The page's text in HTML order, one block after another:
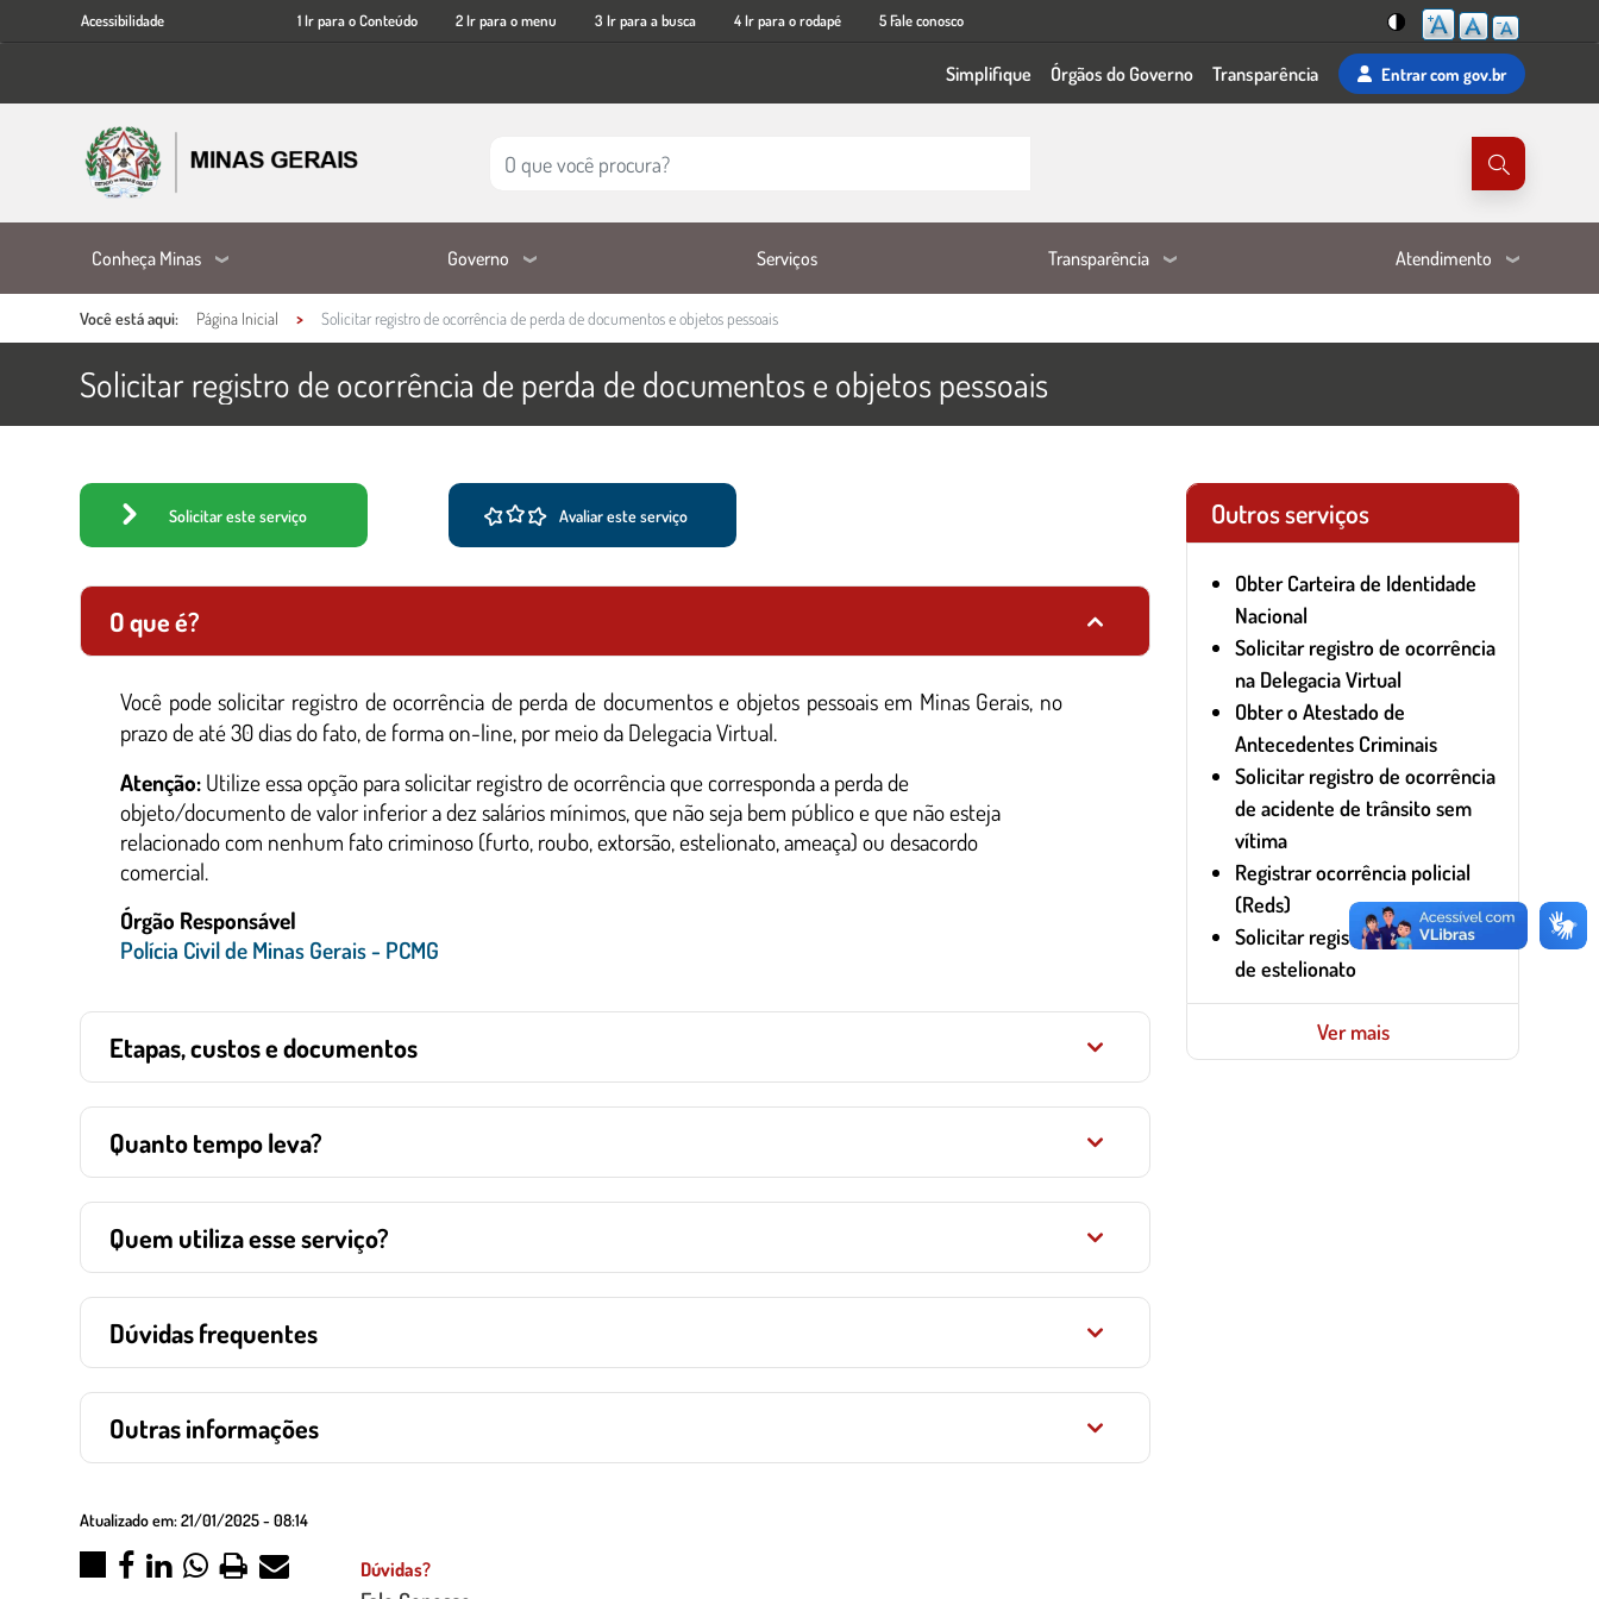
para
conteúdo
Acessibilidade
Acessibilidade 1 Ir para o Conteúdo 2 Ir para o menu 3 Ir para a busca 4 Ir para o rodapé 5 Fale conosco
Mudar
para
Simplifique Órgãos do Governo Transparência Entrarcom gov.br
Conheça Minas Governo Serviços Transparência Atendimento
Você está aqui: Página Inicial Solicitar registro de ocorrência de perda de documentos e objetos pessoais
Solicitar registro de ocorrência de perda de documentos e objetos pessoais
Conteúdo Principal
Ações e informações do serviço
Solicitar este serviço Avaliar este serviço
O que é?
Você pode solicitar registro de ocorrência de perda de documentos e objetos pessoais em Minas Gerais, no
prazo de até 30 dias do fato, de forma on-line, por meio da Delegacia Virtual.
Atenção: Utilize essa opção para solicitar registro de ocorrência que corresponda a perda de
objeto/documento de valor inferior a dez salários mínimos, que não seja bem público e que não esteja
relacionado com nenhum fato criminoso (furto, roubo, extorsão, estelionato, ameaça) ou desacordo
comercial.
Órgão Responsável
Polícia Civil de Minas Gerais - PCMG
Etapas, custos e documentos
Quanto tempo leva?
Quem utiliza esse serviço?
Dúvidas frequentes
Outras informações
Atualizado em:21/01/2025 - 08:14
Outros serviços
Obter Carteira de Identidade
Nacional
Solicitar registro de ocorrência
na Delegacia Virtual
Obter o Atestado de
Antecedentes Criminais
Solicitar registro de ocorrência
de acidente de trânsito sem
vítima
Registrar ocorrência policial
(Reds)
Solicitar registro de ocorrência
de estelionato
Ver mais
Dúvidas?